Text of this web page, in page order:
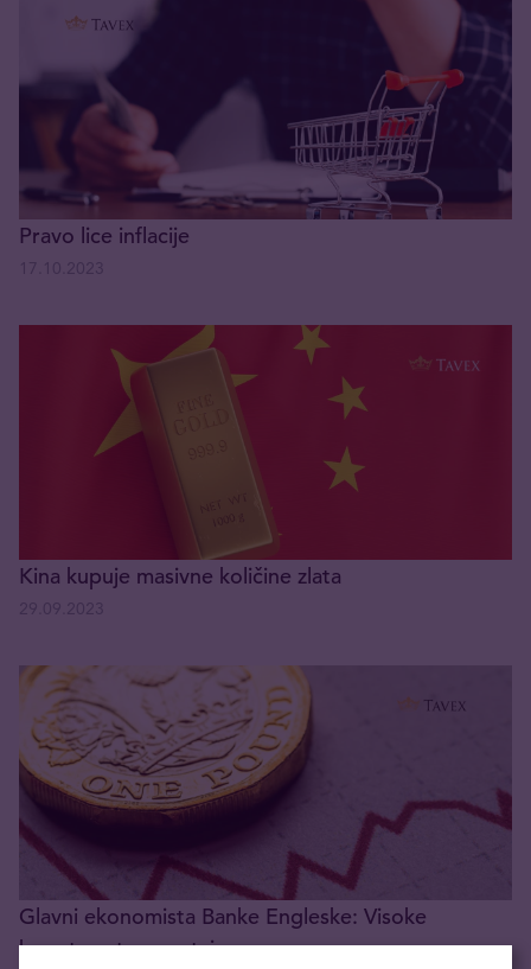
Pravo lice inflacije
Kina kupuje masivne količine zlata
Glavni ekonomista Banke Engleske: Visoke
kamatne stope ostaju